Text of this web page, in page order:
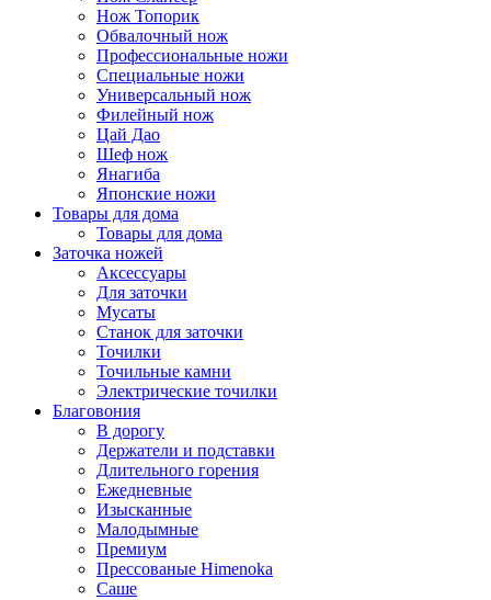
Нож Топорик
Обвалочный нож
Профессиональные ножи
Специальные ножи
Универсальный нож
Филейный нож
Цай Дао
Шеф нож
Янагиба
Японские ножи
Товары для дома
Товары для дома
Заточка ножей
Аксессуары
Для заточки
Мусаты
Станок для заточки
Точилки
Точильные камни
Электрические точилки
Благовония
В дорогу
Держатели и подставки
Длительного горения
Ежедневные
Изысканные
Малодымные
Премиум
Прессованые Himenoka
Саше